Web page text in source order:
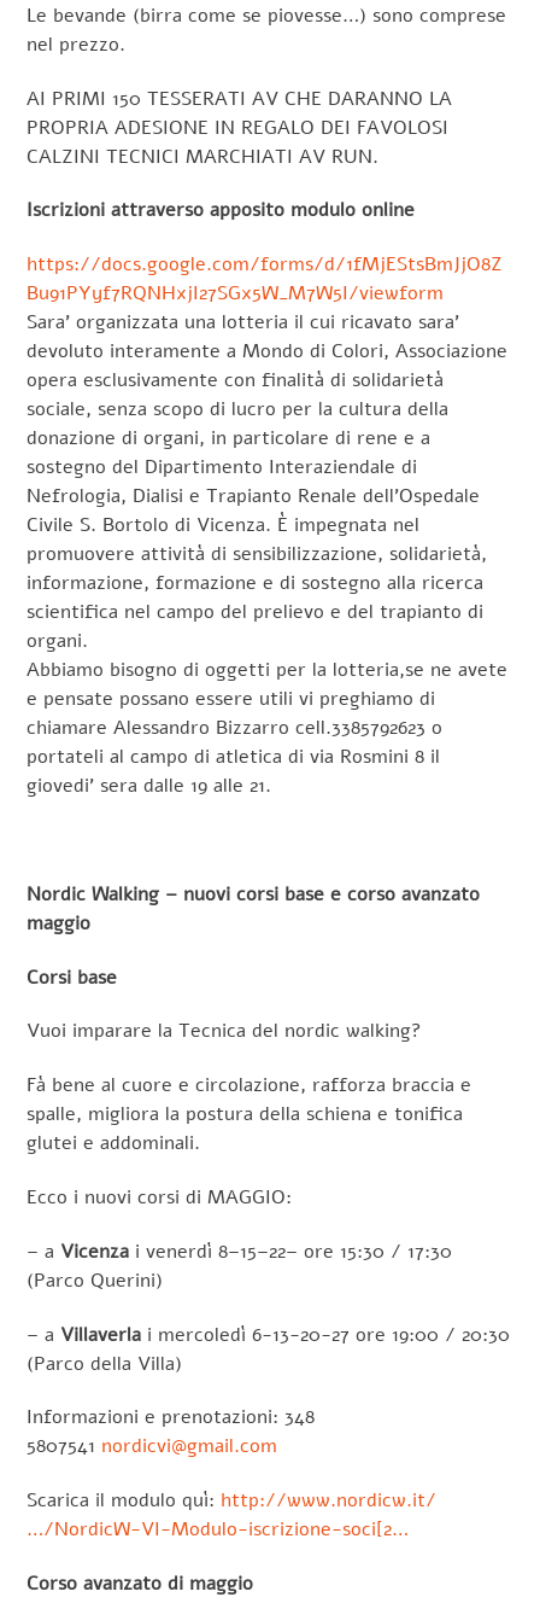
Le bevande (birra come se piovesse…) sono comprese
nel prezzo.
AI PRIMI 150 TESSERATI AV CHE DARANNO LA
PROPRIA ADESIONE IN REGALO DEI FAVOLOSI
CALZINI TECNICI MARCHIATI AV RUN.
Iscrizioni attraverso apposito modulo online
https://docs.google.com/forms/d/1fMjEStsBmJjO8Z
Bu91PYyf7RQNHxjI27SGx5W_M7W5I/viewform
Sara’ organizzata una lotteria il cui ricavato sara’
devoluto interamente a Mondo di Colori, Associazione
opera esclusivamente con finalità di solidarietà
sociale, senza scopo di lucro per la cultura della
donazione di organi, in particolare di rene e a
sostegno del Dipartimento Interaziendale di
Nefrologia, Dialisi e Trapianto Renale dell’Ospedale
Civile S. Bortolo di Vicenza. È impegnata nel
promuovere attività di sensibilizzazione, solidarietà,
informazione, formazione e di sostegno alla ricerca
scientifica nel campo del prelievo e del trapianto di
organi.
Abbiamo bisogno di oggetti per la lotteria,se ne avete
e pensate possano essere utili vi preghiamo di
chiamare Alessandro Bizzarro cell.3385792623 o
portateli al campo di atletica di via Rosmini 8 il
giovedi’ sera dalle 19 alle 21.
Nordic Walking – nuovi corsi base e corso avanzato
maggio
Corsi base
Vuoi imparare la Tecnica del nordic walking?
Fà bene al cuore e circolazione, rafforza braccia e
spalle, migliora la postura della schiena e tonifica
glutei e addominali.
Ecco i nuovi corsi di MAGGIO:
– a Vicenza i venerdì 8–15–22– ore 15:30 / 17:30
(Parco Querini)
– a Villaverla i mercoledì 6-13-20-27 ore 19:00 / 20:30
(Parco della Villa)
Informazioni e prenotazioni: 348
5807541 nordicvi@gmail.com
Scarica il modulo quì: http://www.nordicw.it/
…/NordicW-VI-Modulo-iscrizione-soci[2…
Corso avanzato di maggio